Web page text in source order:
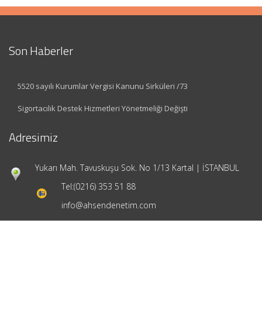
Son Haberler
5520 sayılı Kurumlar Vergisi Kanunu Sirküleri /73
Sigortacılık Destek Hizmetleri Yönetmeliği Değişti
Adresimiz
Yukarı Mah. Tavuskuşu Sok. No 1/13 Kartal | İSTANBUL
Tel:(0216) 353 51 88
info@ahsendenetim.com